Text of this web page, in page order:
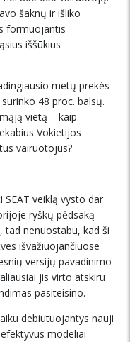
šaknų ir išliko
formuojantis
iššūkius
metų prekės
48 proc. balsų.
vietą – kaip
Vokietijos
vairuotojus?
SEAT veiklą vysto dar
ryškų pėdsaką
nenuostabu, kad ši
išvažiuojančiuose
versijų pavadinimo
jis virto atskiru
pasiteisino.
debiutuojantys nauji
modeliai